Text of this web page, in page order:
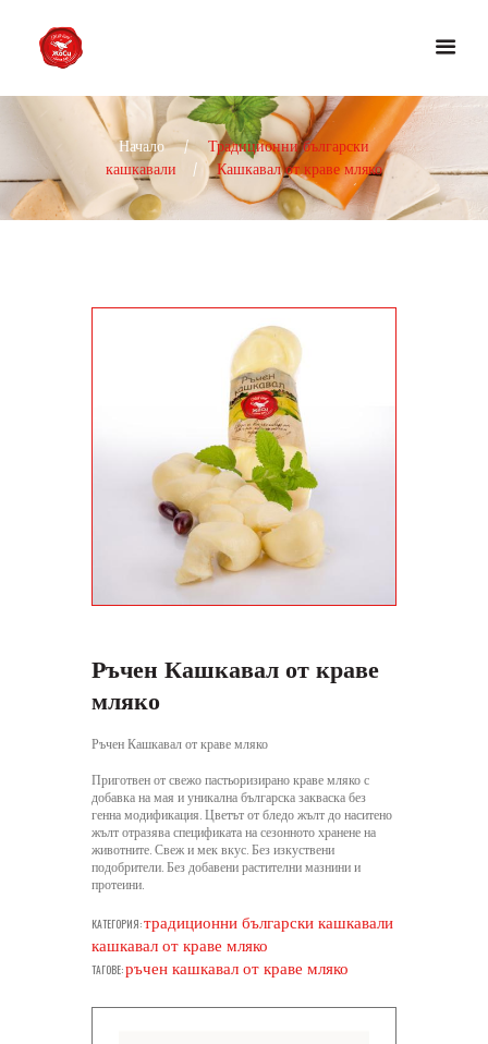
Начало
Традиционни български
кашкавали
Кашкавал от краве мляко
Ръчен Кашкавал от краве
мляко
Ръчен Кашкавал от краве мляко
Приготвен от свежо пастьоризирано краве мляко с
добавка на мая и уникална българска закваска без
генна модификация. Цветът от бледо жълт до наситено
жълт отразява спецификата на сезонното хранене на
животните. Свеж и мек вкус. Без изкуствени
подобрители. Без добавени растителни мазнини и
протеини.
КАТЕГОРИЯ:традиционни български кашкавали
кашкавал от краве мляко
ТАГОВЕ:ръчен кашкавал от краве мляко